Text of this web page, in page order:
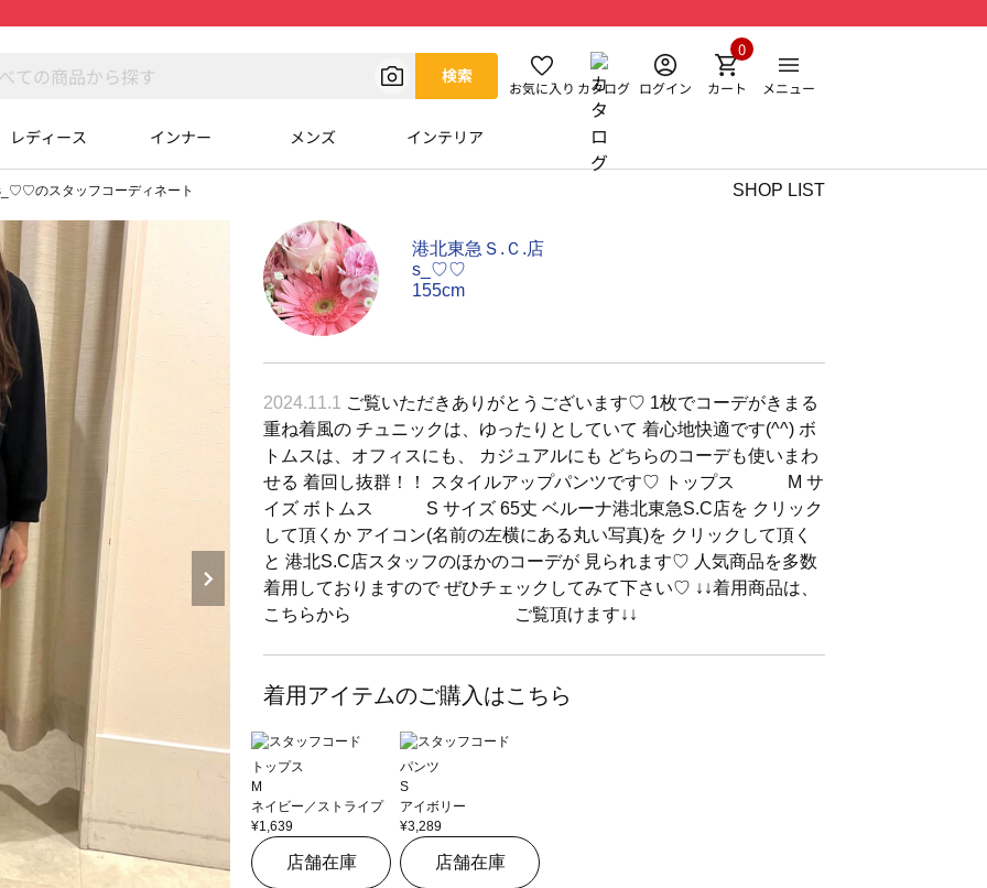
検索
お気に入り カタログ ログイン カート
0
メニュー
レディース インナー メンズ インテリア
のスタッフコーディネート SHOP LIST
港北東急Ｓ.Ｃ.店
s_♡♡
155cm
2024.11.1
ご覧いただきありがとうございます♡ 1枚でコーデがきまる
重ね着風の チュニックは、ゆったりとしていて 着心地快適です(^^) ボ
トムスは、オフィスにも、 カジュアルにも どちらのコーデも使いまわ
せる 着回し抜群！！ スタイルアップパンツです♡ トップス M サ
イズ ボトムス S サイズ 65丈 ベルーナ港北東急S.C店を クリック
して頂くか アイコン(名前の左横にある丸い写真)を クリックして頂く
と 港北S.C店スタッフのほかのコーデが 見られます♡ 人気商品を多数
着用しておりますので ぜひチェックしてみて下さい♡ ↓↓着用商品は、
こちらから ご覧頂けます↓↓
着用アイテムのご購入はこちら
トップス
M
ネイビー／ストライプ
¥1,639
店舗在庫
パンツ
S
アイボリー
¥3,289
店舗在庫